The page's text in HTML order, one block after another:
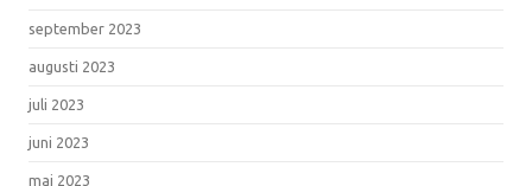
september 2023
augusti 2023
juli 2023
juni 2023
maj 2023